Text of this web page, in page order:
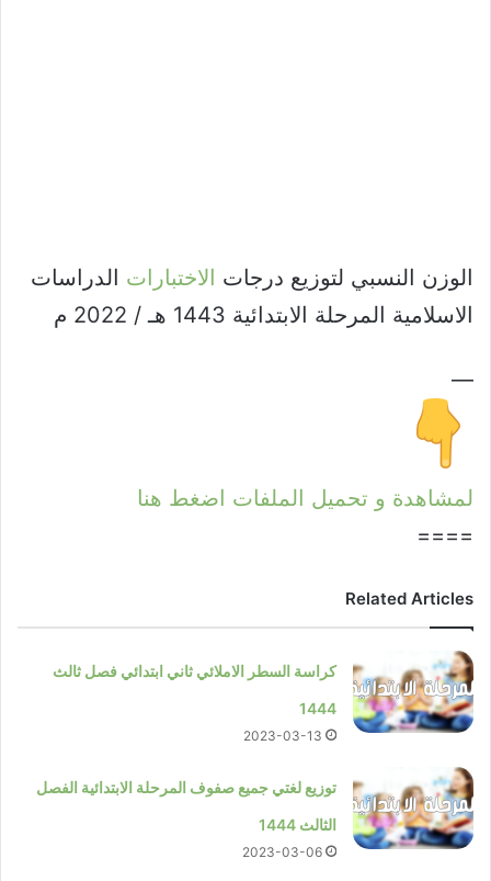
الوزن النسبي لتوزيع درجات الاختبارات الدراسات
الاسلامية المرحلة الابتدائية 1443 هـ / 2022 م
—
لمشاهدة و تحميل الملفات اضغط هنا
====
Related Articles
كراسة السطر الاملائي ثاني ابتدائي فصل ثالث
1444
2023-03-13
توزيع لغتي جميع صفوف المرحلة الابتدائية الفصل
الثالث 1444
2023-03-06